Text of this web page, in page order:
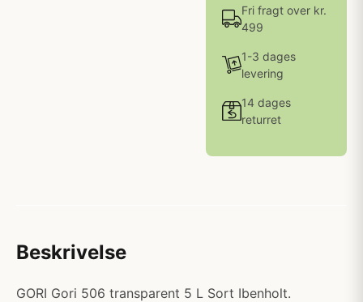
Fri fragt over kr.
499
1-3 dages
levering
14 dages
returret
Beskrivelse
GORI Gori 506 transparent 5 L Sort Ibenholt.